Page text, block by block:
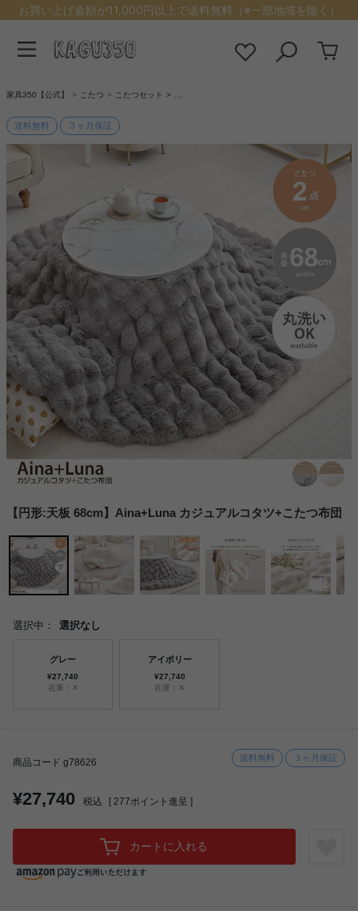
お買い上げ金額が11,000円以上で送料無料（※一部地域を除く）
家具350【公式】 こたつ こたつセット
送料無料 ３ヶ月保証
【円形:天板 68cm】Aina+Luna カジュアルコタツ+こたつ布団
選択中： 選択なし
グレー
¥27,740
在庫：✕
アイボリー
¥27,740
在庫：✕
商品コード g78626 送料無料 ３ヶ月保証
¥27,740 税込 [ 277ポイント進呈 ]
カートに入れる